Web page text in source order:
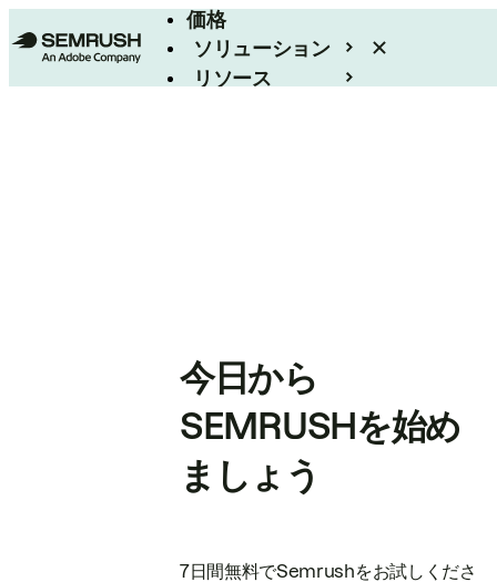
価格
ソリューション
リソース
今日から
SEMRUSHを始め
ましょう
7日間無料でSemrushをお試しくださ